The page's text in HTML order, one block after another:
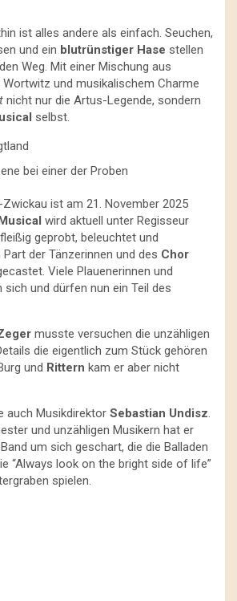
ist alles andere als einfach. Seuchen,
und ein blutrünstiger Hase stellen
Weg. Mit einer Mischung aus
und musikalischem Charme
nicht nur die Artus-Legende, sondern
selbst.
bei einer der Proben
ist am 21. November 2025
wird aktuell unter Regisseur
fleißig geprobt, beleuchtet und
der Tänzerinnen und des Chor
Viele Plauenerinnen und
sich und dürfen nun ein Teil des
musste versuchen die unzähligen
die eigentlich zum Stück gehören
und Rittern kam er aber nicht
auch Musikdirektor Sebastian Undisz.
und unzähligen Musikern hat er
um sich geschart, die die Balladen
“Always look on the bright side of life”
spielen.